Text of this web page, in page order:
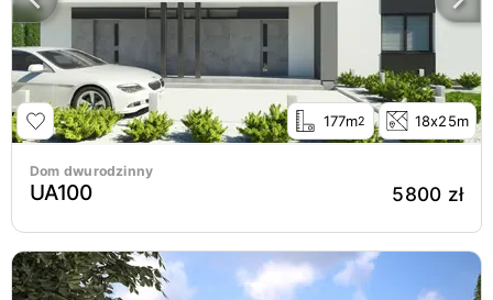
177m2 18x25m
Dom dwurodzinny
UA100 5800 zł